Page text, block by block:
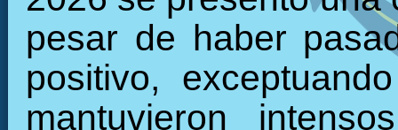
pesar de haber
positivo,
mantuvieron